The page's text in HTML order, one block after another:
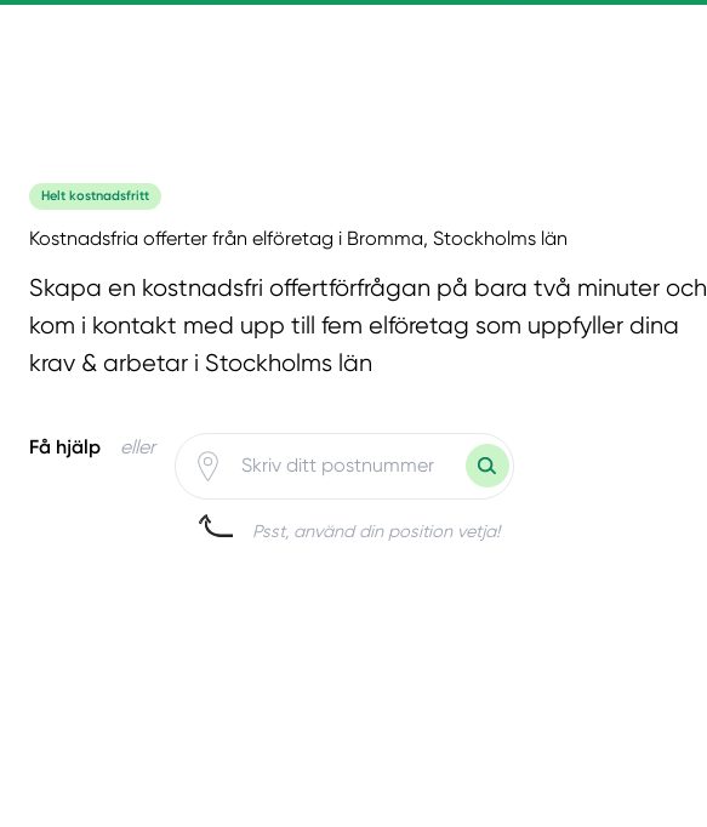
Helt kostnadsfritt
Kostnadsfria offerter från elföretag i Bromma, Stockholms län
Skapa en kostnadsfri offertförfrågan på bara två minuter och
kom i kontakt med upp till fem elföretag som uppfyller dina
krav & arbetar i Stockholms län
Få hjälp eller
Psst, använd din position vetja!